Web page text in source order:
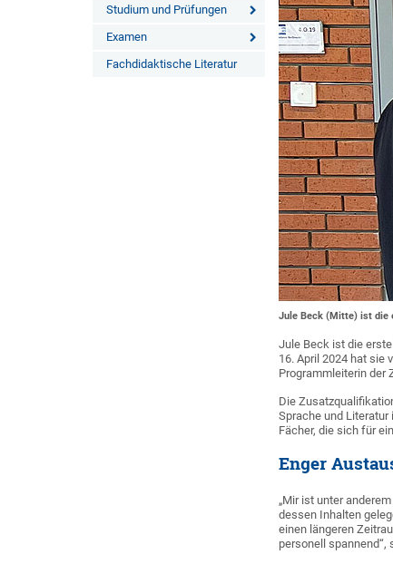
Studium und Prüfungen
Examen
Fachdidaktische Literatur
Jule Beck (Mitte) ist die
Jule Beck ist die
16. April 2024 hat sie
Programmleiterin der
Die
Sprache und
Fächer, die sich für
Enger
„Mir ist unter
dessen Inhalten
einen längeren
personell